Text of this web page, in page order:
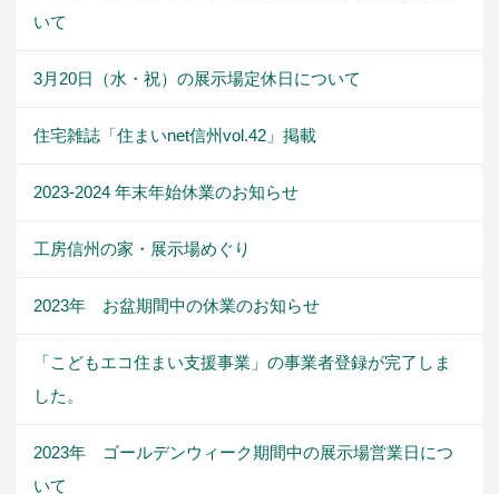
いて
3月20日（水・祝）の展示場定休日について
住宅雑誌「住まいnet信州vol.42」掲載
2023-2024 年末年始休業のお知らせ
工房信州の家・展示場めぐり
2023年 お盆期間中の休業のお知らせ
「こどもエコ住まい支援事業」の事業者登録が完了しま
した。
2023年 ゴールデンウィーク期間中の展示場営業日につ
いて